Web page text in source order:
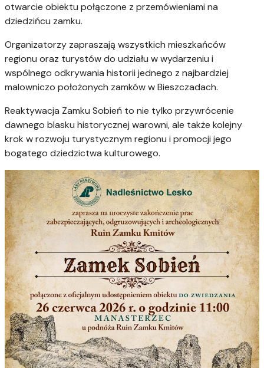
otwarcie obiektu połączone z przemówieniami na
dziedzińcu zamku.
Organizatorzy zapraszają wszystkich mieszkańców
regionu oraz turystów do udziału w wydarzeniu i
wspólnego odkrywania historii jednego z najbardziej
malowniczo położonych zamków w Bieszczadach.
Reaktywacja Zamku Sobień to nie tylko przywrócenie
dawnego blasku historycznej warowni, ale także kolejny
krok w rozwoju turystycznym regionu i promocji jego
bogatego dziedzictwa kulturowego.